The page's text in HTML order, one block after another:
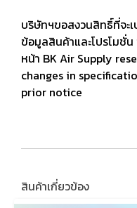
บริษัทฯขอสงวนสิทธิ์ที่จะ
ข้อมูลสินค้าและโปรโมชั่
หน้า BK Air Supply
changes in
prior notice
สินค้าเกี่ยวข้อง